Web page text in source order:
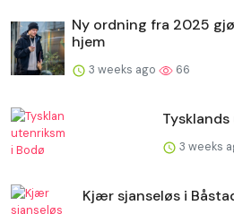
Ny ordning fra 2025
hjem
3 weeks ago 66
3 weeks
Kjær sjanseløs i